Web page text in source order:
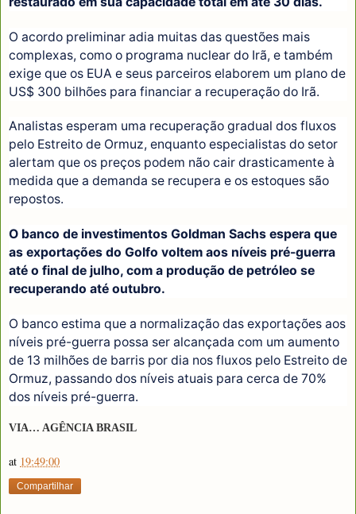
O acordo preliminar adia muitas das questões mais
complexas, como o programa nuclear do Irã, e também
exige que os EUA e seus parceiros elaborem um plano de
US$ 300 bilhões para financiar a recuperação do Irã.
Analistas esperam uma recuperação gradual dos fluxos
pelo Estreito de Ormuz, enquanto especialistas do setor
alertam que os preços podem não cair drasticamente à
medida que a demanda se recupera e os estoques são
repostos.
O banco de investimentos Goldman Sachs espera que
as exportações do Golfo voltem aos níveis pré-guerra
até o final de julho, com a produção de petróleo se
recuperando até outubro.
O banco estima que a normalização das exportações aos
níveis pré-guerra possa ser alcançada com um aumento
de 13 milhões de barris por dia nos fluxos pelo Estreito de
Ormuz, passando dos níveis atuais para cerca de 70%
dos níveis pré-guerra.
VIA… AGÊNCIA BRASIL
at 19:49:00
Compartilhar